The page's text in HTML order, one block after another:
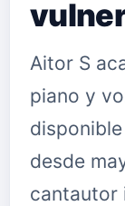
Aitor S
piano y
desde
cantautor